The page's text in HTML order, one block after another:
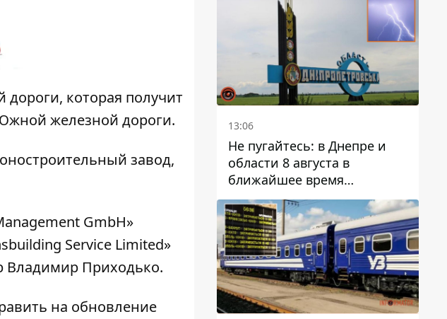
которая получит
железной дороги.
завод,
GmbH»
Service Limited»
Владимир Приходько.
на обновление
13:06
Не пугайтесь: в Днепре и
области 8 августа в
ближайшее время
ожидается гроза